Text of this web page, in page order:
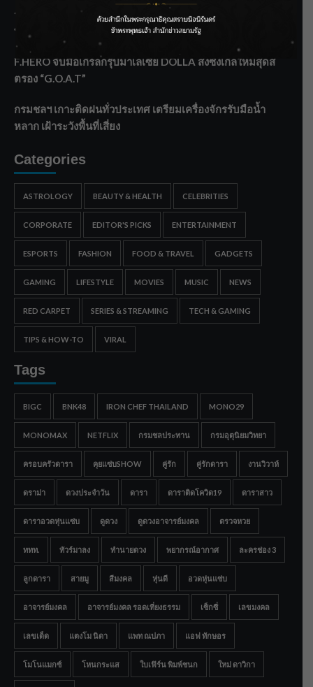
ราชเลขานุการในพระองค์ฯ ติดตามโครงการหุบกะพง–ห้วย
ทรายใต้ เสริมความมั่นคงน้ำเพชรบุรี
F.HERO จับมือเกิร์ลกรุ๊ปมาเลเซีย DOLLA ส่งซิงเกิลใหม่สุดส
ตรอง “G.O.A.T”
กรมชลฯ เกาะติดฝนทั่วประเทศ เตรียมเครื่องจักรรับมือน้ำ
หลาก เฝ้าระวังพื้นที่เสี่ยง
Categories
ASTROLOGY BEAUTY & HEALTH CELEBRITIES
CORPORATE EDITOR'S PICKS ENTERTAINMENT
ESPORTS FASHION FOOD & TRAVEL GADGETS
GAMING LIFESTYLE MOVIES MUSIC NEWS
RED CARPET SERIES & STREAMING TECH & GAMING
TIPS & HOW-TO VIRAL
Tags
BIGC BNK48 IRON CHEF THAILAND MONO29
MONOMAX NETFLIX กรมชลประทาน กรมอุตุนิยมวิทยา
ครอบครัวดารา คุยแซ่บSHOW คู่รัก คู่รักดารา งานวิวาห์
ดราม่า ดวงประจำวัน ดารา ดาราติดโควิด19 ดาราสาว
ดาราอวดหุ่นแซ่บ ดูดวง ดูดวงอาจารย์มงคล ตรวจหวย
ททท. ทัวร์มาลง ทำนายดวง พยากรณ์อากาศ ละครช่อง 3
ลูกดารา สายมู สีมงคล หุ่นดี อวดหุ่นแซ่บ
อาจารย์มงคล อาจารย์มงคล รอดเที่ยงธรรม เซ็กซี่ เลขมงคล
เลขเด็ด แตงโม นิดา แพท ณปภา แอฟ ทักษอร
โมโนแมกซ์ โหนกระแส ใบเฟิร์น พิมพ์ชนก ใหม่ ดาวิกา